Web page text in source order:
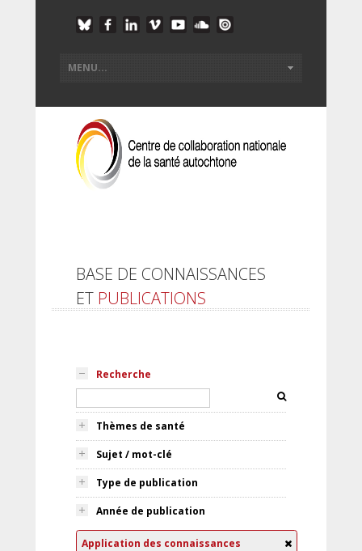
BASE DE CONNAISSANCES
ET PUBLICATIONS
Recherche
Thèmes de santé
Sujet / mot-clé
Type de publication
Année de publication
Application des connaissances